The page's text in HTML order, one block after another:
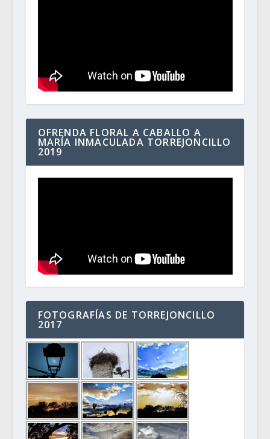
OFRENDA FLORAL A CABALLO A
MARÍA INMACULADA TORREJONCILLO
2019
FOTOGRAFÍAS DE TORREJONCILLO
2017